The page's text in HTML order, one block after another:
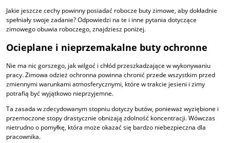
Jakie jeszcze cechy powinny posiadać robocze buty zimowe, aby dokładnie
spełniały swoje zadanie? Odpowiedzi na te i inne pytania dotyczące
zimowego obuwia roboczego, znajdziesz poniżej.
Ocieplane i nieprzemakalne buty ochronne
Nie ma nic gorszego, jak wilgoć i chłód przeszkadzające w wykonywaniu
pracy. Zimowa odzież ochronna powinna chronić przede wszystkim przed
zmiennymi warunkami atmosferycznymi, które w trakcie jesieni i zimy
potrafią być wyjątkowo nieprzyjemne.
Ta zasada w zdecydowanym stopniu dotyczy butów, ponieważ wyziębione i
przemoczone stopy drastycznie obniżają zdolność koncentracji. Wówczas
nietrudno o pomyłkę, która może okazać się bardzo niebezpieczna dla
pracownika.